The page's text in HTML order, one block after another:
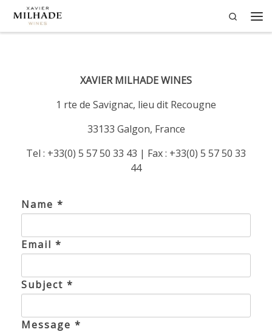
Passer au contenu
Search
XAVIER MILHADE WINES
1 rte de Savignac, lieu dit Recougne
33133 Galgon, France
Tel : +33(0) 5 57 50 33 43 | Fax : +33(0) 5 57 50 33
44
Name *
Email *
Subject *
Message *